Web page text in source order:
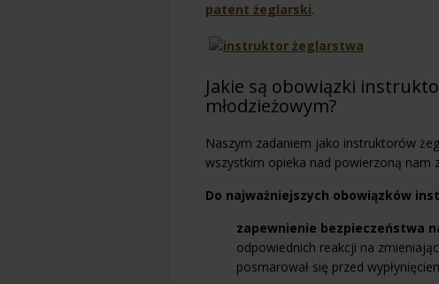
patent żeglarski.
Jakie są obowiązki
młodzieżowym?
Naszym zadaniem jako instruktorów
wszystkim opieka nad powierzoną nam
Do najważniejszych obowiązków
zapewnienie bezpieczeństwa
odpowiednich reakcji na
posmarował się przed